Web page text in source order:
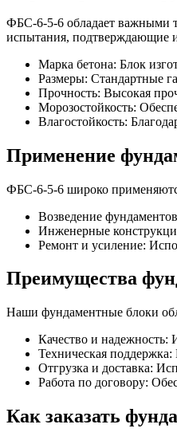
ФБС-6-5-6 обладает важными
испытания, подтверждающие
Марка бетона: Блок
Размеры: Стандартные
Прочность: Высокая
Морозостойкость:
Влагостойкость:
Применение
ФБС-6-5-6 широко
Возведение
Инженерные
Ремонт и усиление:
Преимущества
Наши фундаментные блоки
Качество и надежность:
Техническая
Отгрузка и доставка:
Работа по договору:
Как заказать